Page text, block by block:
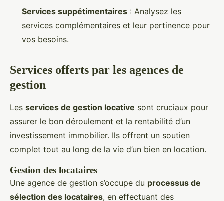
Services suppétimentaires : Analysez les
services complémentaires et leur pertinence pour
vos besoins.
Services offerts par les agences de
gestion
Les services de gestion locative sont cruciaux pour
assurer le bon déroulement et la rentabilité d’un
investissement immobilier. Ils offrent un soutien
complet tout au long de la vie d’un bien en location.
Gestion des locataires
Une agence de gestion s’occupe du processus de
sélection des locataires, en effectuant des